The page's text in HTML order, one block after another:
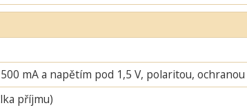
mA a napětím pod 1,5 V, polaritou,
příjmu)